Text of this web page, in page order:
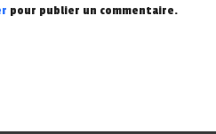
pour publier un commentaire.